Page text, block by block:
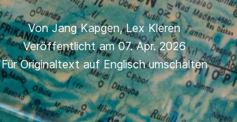
VonJang Kapgen,Lex Kleren
Veröffentlicht am 07. Apr. 2026
Für Originaltext auf Englisch umschalten